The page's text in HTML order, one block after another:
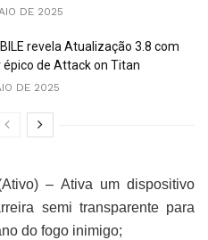
DE 2025
revela Atualização 3.8 com
épico de Attack on Titan
DE 2025
– Ativa um dispositivo
semi transparente para
do fogo inimigo;